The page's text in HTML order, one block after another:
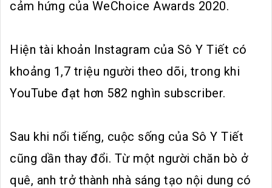
cảm hứng của WeChoice Awards 2020.
Hiện tài khoản Instagram của Sô Y Tiết có
khoảng 1,7 triệu người theo dõi, trong khi
YouTube đạt hơn 582 nghìn subscriber.
Sau khi nổi tiếng, cuộc sống của Sô Y Tiết
cũng dần thay đổi. Từ một người chăn bò ở
quê, anh trở thành nhà sáng tạo nội dung có